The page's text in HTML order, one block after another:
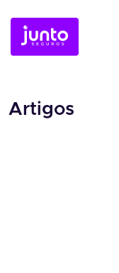
Artigos